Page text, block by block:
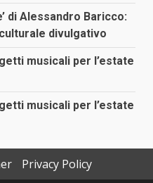
di Alessandro Baricco:
divulgativo
musicali per l’estate
musicali per l’estate
Privacy Policy